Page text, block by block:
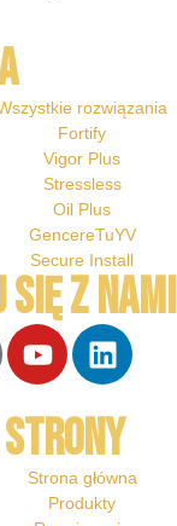
rozwiązania
Fortify
Vigor Plus
Stressless
Oil Plus
GencereTuYV
Secure Install
SIĘ Z NAMI
Strona główna
Produkty